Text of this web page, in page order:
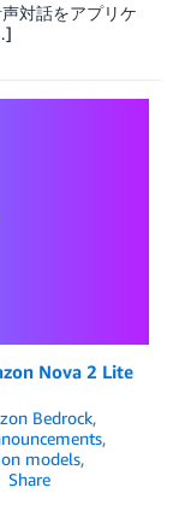
対話をアプリケ
Nova 2 Lite
Bedrock,
,
models,
Share